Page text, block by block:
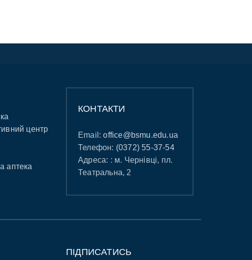
центр
аптека
КОНТАКТИ
Email:office@bsmu.edu.ua
Телефон: (0372) 55-37-54
Адреса: : м. Чернівці, пл.
Театральна, 2
ПІДПИСАТИСЬ